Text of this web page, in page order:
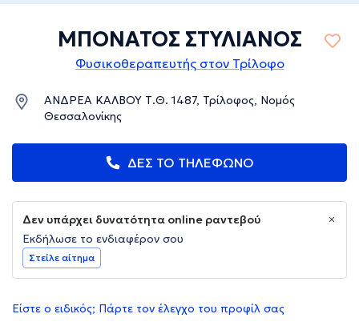
ΜΠΟΝΑΤΟΣ ΣΤΥΛΙΑΝΟΣ
Φυσικοθεραπευτής στον Τρίλοφο
ΑΝΔΡΕΑ ΚΑΛΒΟΥ Τ.Θ. 1487, Τρίλοφος, Νομός
Θεσσαλονίκης
ΔΕΣ ΤΟ ΤΗΛΕΦΩΝΟ
Δεν υπάρχει δυνατότητα online ραντεβού
Εκδήλωσε το ενδιαφέρον σου
Στείλε αίτημα
Είστε ο ειδικός; Πάρτε τον έλεγχο του προφίλ σας